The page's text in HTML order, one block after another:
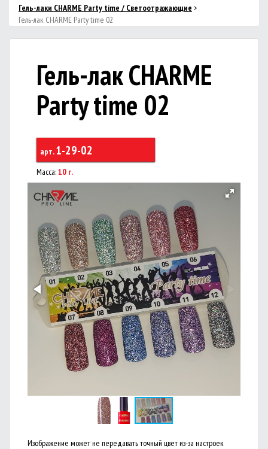
Гель-лаки CHARME Party time / Светоотражающие >
Гель-лак CHARME Party time 02
Гель-лак CHARME
Party time 02
арт.1-29-02
Масса:10 г.
Изображение может не передавать точный цвет из-за настроек